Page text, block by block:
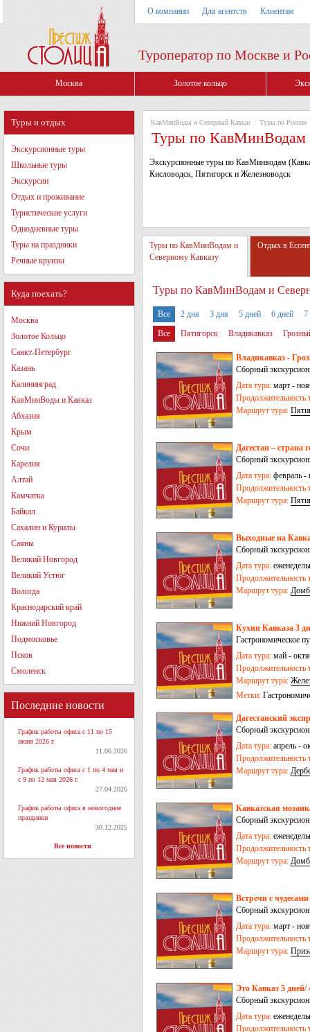
О компании Для агентств Клиентам
Туроператор по Москве и
Москва Золотое кольцо
Туры и отдых
Экскурсионные туры
Школьные туры
Экскурсии
Отдых и проживание
Туристические услуги
Однодневные туры
Туры на праздники
Речные круизы
Куда поехать?
Москва
Золотое Кольцо
Санкт-Петербург
Казань
Калининград
КавМинВоды и Кавказ
Абхазия
Крым
Сочи
Карелия
Алтай
Камчатка
Байкал
Сахалин и Курилы
Саяны
Великий Новгород
Великий Устюг
Вологда
Краснодарский край
Нижний Новгород
Подмосковье
Псков
Смоленск
Последние новости
График работы офиса с 11 по 15
июня 2026 г.
11.06.2026
График работы офиса с 1 по 4 мая и
с 9 по 12 мая 2026 г.
27.04.2026
График работы офиса в новогодние
праздники
30.12.2025
Все новости
КавМинВоды и Северный Кавказ / Туры по России
Туры по КавМинВодам
Экскурсионные туры по КавМинводам
Кисловодск, Пятигорск и Железноводск
Туры по КавМинВодам и
Северному Кавказу
Отдых в
Туры по КавМинВодам и
Все 2 дня 3 дня 5 дней 6 дней
7
Все
Пятигорск Владикавказ
Владикавказ -
Сборный
Дата тура: март -
Продолжительность
Маршрут тура:
Дагестан – страна
Сборный
Дата тура: февраль -
Продолжительность
Маршрут тура:
Выходные на
Сборный
Дата тура:
Продолжительность
Маршрут тура:
Кухни Кавказа 3
Гастрономическое
Дата тура: май -
Продолжительность
Маршрут тура:
Метки:
Дагестанский
Сборный
Дата тура: апрель -
Продолжительность
Маршрут тура:
Кавказская
Сборный
Дата тура:
Продолжительность
Маршрут тура:
Встречи с
Сборный
Дата тура: март -
Продолжительность
Маршрут тура:
Это Кавказ 5 дней/
Сборный
Дата тура:
Продолжительность